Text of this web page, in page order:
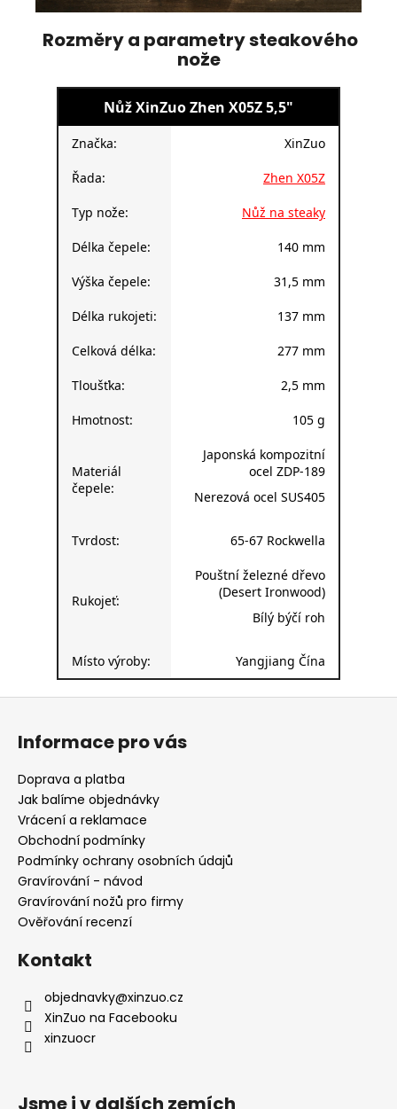
Rozměry a parametry steakového
nože
Nůž XinZuo Zhen X05Z 5,5"
Značka: XinZuo
Řada: Zhen X05Z
Typ nože: Nůž na steaky
Délka čepele: 140 mm
Výška čepele: 31,5 mm
Délka rukojeti: 137 mm
Celková délka: 277 mm
Tloušťka: 2,5 mm
Hmotnost: 105 g
Materiál
čepele:
Japonská kompozitní
ocel ZDP-189
Nerezová ocel SUS405
Tvrdost: 65-67 Rockwella
Rukojeť:
Pouštní železné dřevo
(Desert Ironwood)
Bílý býčí roh
Místo výroby: Yangjiang Čína
Z
Informace pro vás
Doprava a platba
Jak balíme objednávky
Vrácení a reklamace
Obchodní podmínky
Podmínky ochrany osobních údajů
Gravírování - návod
Gravírování nožů pro firmy
Ověřování recenzí
Kontakt
objednavky@xinzuo.cz
XinZuo na Facebooku
xinzuocr
Jsme i v dalších zemích